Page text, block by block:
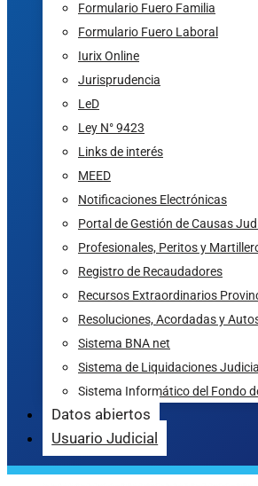
Formulario Fuero Familia
Formulario Fuero Laboral
Iurix Online
Jurisprudencia
LeD
Ley N° 9423
Links de interés
MEED
Notificaciones Electrónicas
Portal de Gestión de Causas
Profesionales, Peritos y
Registro de Recaudadores
Recursos Extraordinarios
Resoluciones, Acordadas y
Sistema BNA net
Sistema de Liquidaciones
Sistema Informático del Fondo
Datos abiertos
Usuario Judicial